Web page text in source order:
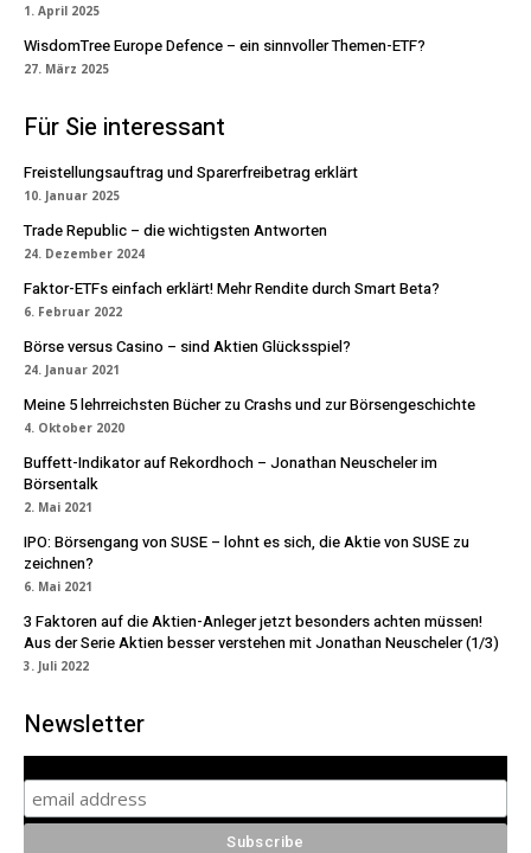
1. April 2025
WisdomTree Europe Defence – ein sinnvoller Themen-ETF?
27. März 2025
Für Sie interessant
Freistellungsauftrag und Sparerfreibetrag erklärt
10. Januar 2025
Trade Republic – die wichtigsten Antworten
24. Dezember 2024
Faktor-ETFs einfach erklärt! Mehr Rendite durch Smart Beta?
6. Februar 2022
Börse versus Casino – sind Aktien Glücksspiel?
24. Januar 2021
Meine 5 lehrreichsten Bücher zu Crashs und zur Börsengeschichte
4. Oktober 2020
Buffett-Indikator auf Rekordhoch – Jonathan Neuscheler im
Börsentalk
2. Mai 2021
IPO: Börsengang von SUSE – lohnt es sich, die Aktie von SUSE zu
zeichnen?
6. Mai 2021
3 Faktoren auf die Aktien-Anleger jetzt besonders achten müssen!
Aus der Serie Aktien besser verstehen mit Jonathan Neuscheler (1/3)
3. Juli 2022
Newsletter